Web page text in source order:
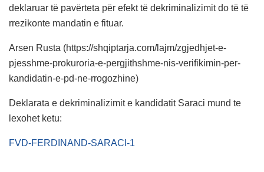
deklaruar të pavërteta për efekt të dekriminalizimit do të të
rrezikonte mandatin e fituar.
Arsen Rusta (https://shqiptarja.com/lajm/zgjedhjet-e-
pjesshme-prokuroria-e-pergjithshme-nis-verifikimin-per-
kandidatin-e-pd-ne-rrogozhine)
Deklarata e dekriminalizimit e kandidatit Saraci mund te
lexohet ketu:
FVD-FERDINAND-SARACI-1